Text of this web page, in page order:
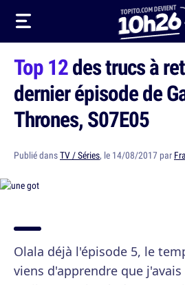
Top 12des trucs à
dernier épisode de
Thrones, S07E05
Publié dansTV / Séries, le 14/08/2017 par
Olala déjà l'épisode 5, le
viens d'apprendre que